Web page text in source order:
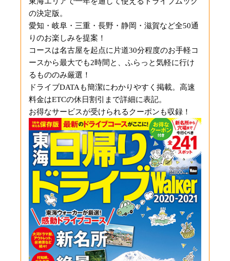
の決定版。
愛知・岐阜・三重・長野・静岡・滋賀など全50通
りのお楽しみを提案！
コースは名古屋を起点に片道30分程度のお手軽コ
ースから最大でも2時間と、ふらっと気軽に行け
るもののみ厳選！
ドライブDATAも簡潔にわかりやすく掲載。高速
料金はETCの休日割引まで詳細に表記。
お得なサービスが受けられるクーポンも収録！